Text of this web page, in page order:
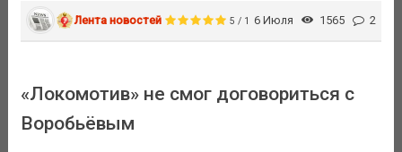
Лента новостей 5 / 1 6 Июля 1565 2
«Локомотив» не смог договориться с
Воробьёвым